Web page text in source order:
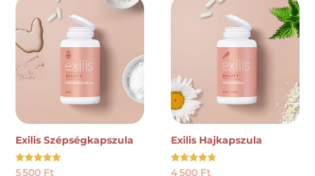
Exilis Szépségkapszula
Értékelés:
5 500 Ft
Exilis Hajkapszula
Értékelés:
4 500 Ft